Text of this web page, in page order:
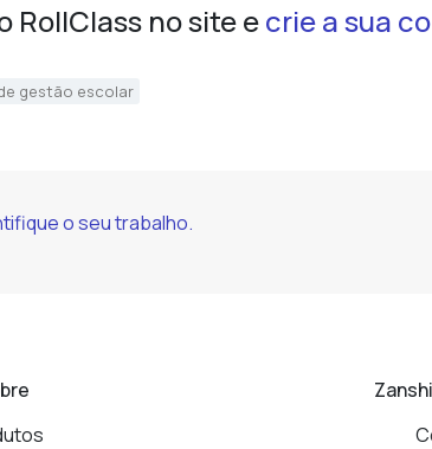
RollClass no site ecrie a sua
gestão escolar
o seu trabalho.